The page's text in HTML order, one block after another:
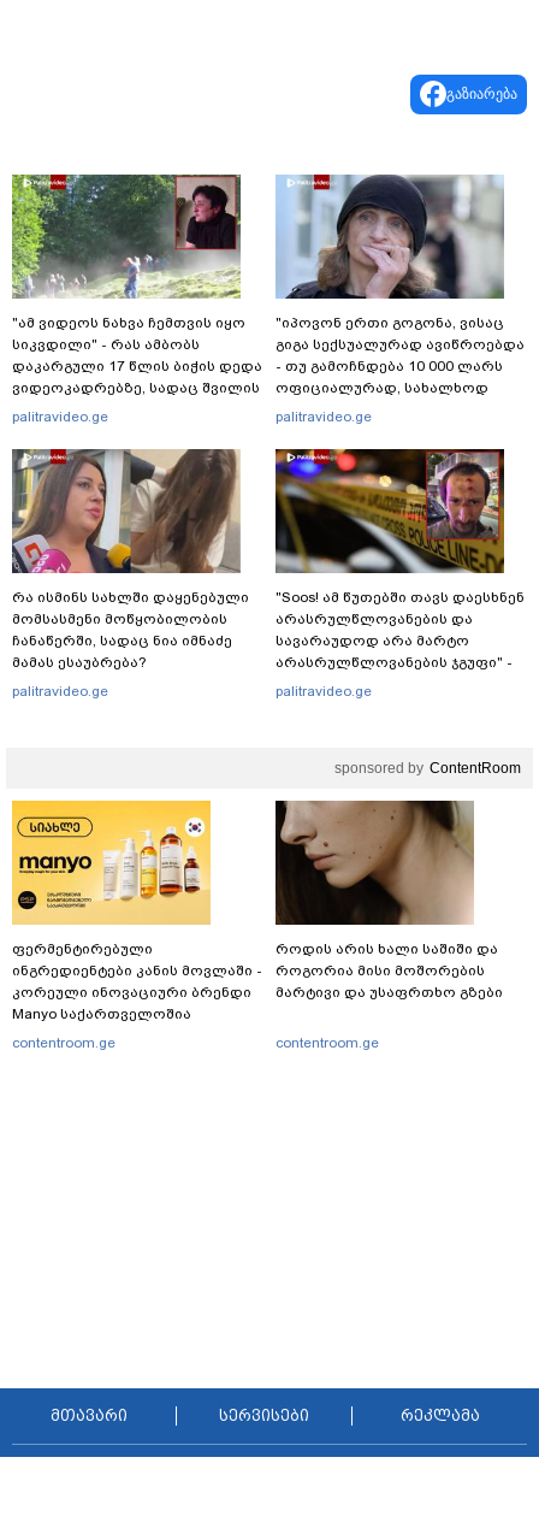
გაზიარება
"ამ ვიდეოს ნახვა ჩემთვის იყო
სიკვდილი" - რას ამბობს
დაკარგული 17 წლის ბიჭის დედა
ვიდეოკადრებზე, სადაც შვილის
განწირული ვედრების ხმა
palitravideo.ge
რა ისმინს სახლში დაყენებული
მომსასმენი მოწყობილობის
ჩანაწერში, სადაც ნია იმნაძე
მამას ესაუბრება?
palitravideo.ge
"იპოვონ ერთი გოგონა, ვისაც
გიგა სექსუალურად ავიწროებდა
- თუ გამოჩნდება 10 000 ლარს
ოფიციალურად, სახალხოდ
გადავცემ" - ეკა კუპატაძე
palitravideo.ge
"Soos! ამ წუთებში თავს დაესხნენ
არასრულწლოვანების და
სავარაუდოდ არა მარტო
არასრულწლოვანების ჯგუფი" -
რა ინფორმაციას ავრცელებს
palitravideo.ge
sponsored by ContentRoom
ფერმენტირებული
ინგრედიენტები კანის მოვლაში -
კორეული ინოვაციური ბრენდი
Manyo საქართველოშია
contentroom.ge
როდის არის ხალი საშიში და
როგორია მისი მოშორების
მარტივი და უსაფრთხო გზები
contentroom.ge
მთავარი სერვისები რეკლამა